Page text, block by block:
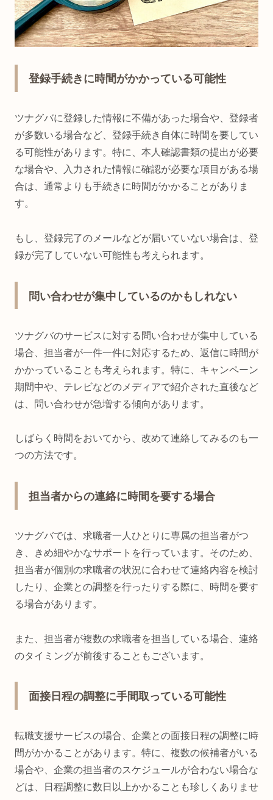
登録手続きに時間がかかっている可能性
ツナグバに登録した情報に不備があった場合や、登録者
が多数いる場合など、登録手続き自体に時間を要してい
る可能性があります。特に、本人確認書類の提出が必要
な場合や、入力された情報に確認が必要な項目がある場
合は、通常よりも手続きに時間がかかることがありま
す。
もし、登録完了のメールなどが届いていない場合は、登
録が完了していない可能性も考えられます。
問い合わせが集中しているのかもしれない
ツナグバのサービスに対する問い合わせが集中している
場合、担当者が一件一件に対応するため、返信に時間が
かかっていることも考えられます。特に、キャンペーン
期間中や、テレビなどのメディアで紹介された直後など
は、問い合わせが急増する傾向があります。
しばらく時間をおいてから、改めて連絡してみるのも一
つの方法です。
担当者からの連絡に時間を要する場合
ツナグバでは、求職者一人ひとりに専属の担当者がつ
き、きめ細やかなサポートを行っています。そのため、
担当者が個別の求職者の状況に合わせて連絡内容を検討
したり、企業との調整を行ったりする際に、時間を要す
る場合があります。
また、担当者が複数の求職者を担当している場合、連絡
のタイミングが前後することもございます。
面接日程の調整に手間取っている可能性
転職支援サービスの場合、企業との面接日程の調整に時
間がかかることがあります。特に、複数の候補者がいる
場合や、企業の担当者のスケジュールが合わない場合な
どは、日程調整に数日以上かかることも珍しくありませ